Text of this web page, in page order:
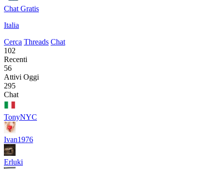
Chat Gratis
Italia
Cerca Threads Chat
102
Recenti
56
Attivi Oggi
295
Chat
TonyNYC
Ivan1976
Erluki